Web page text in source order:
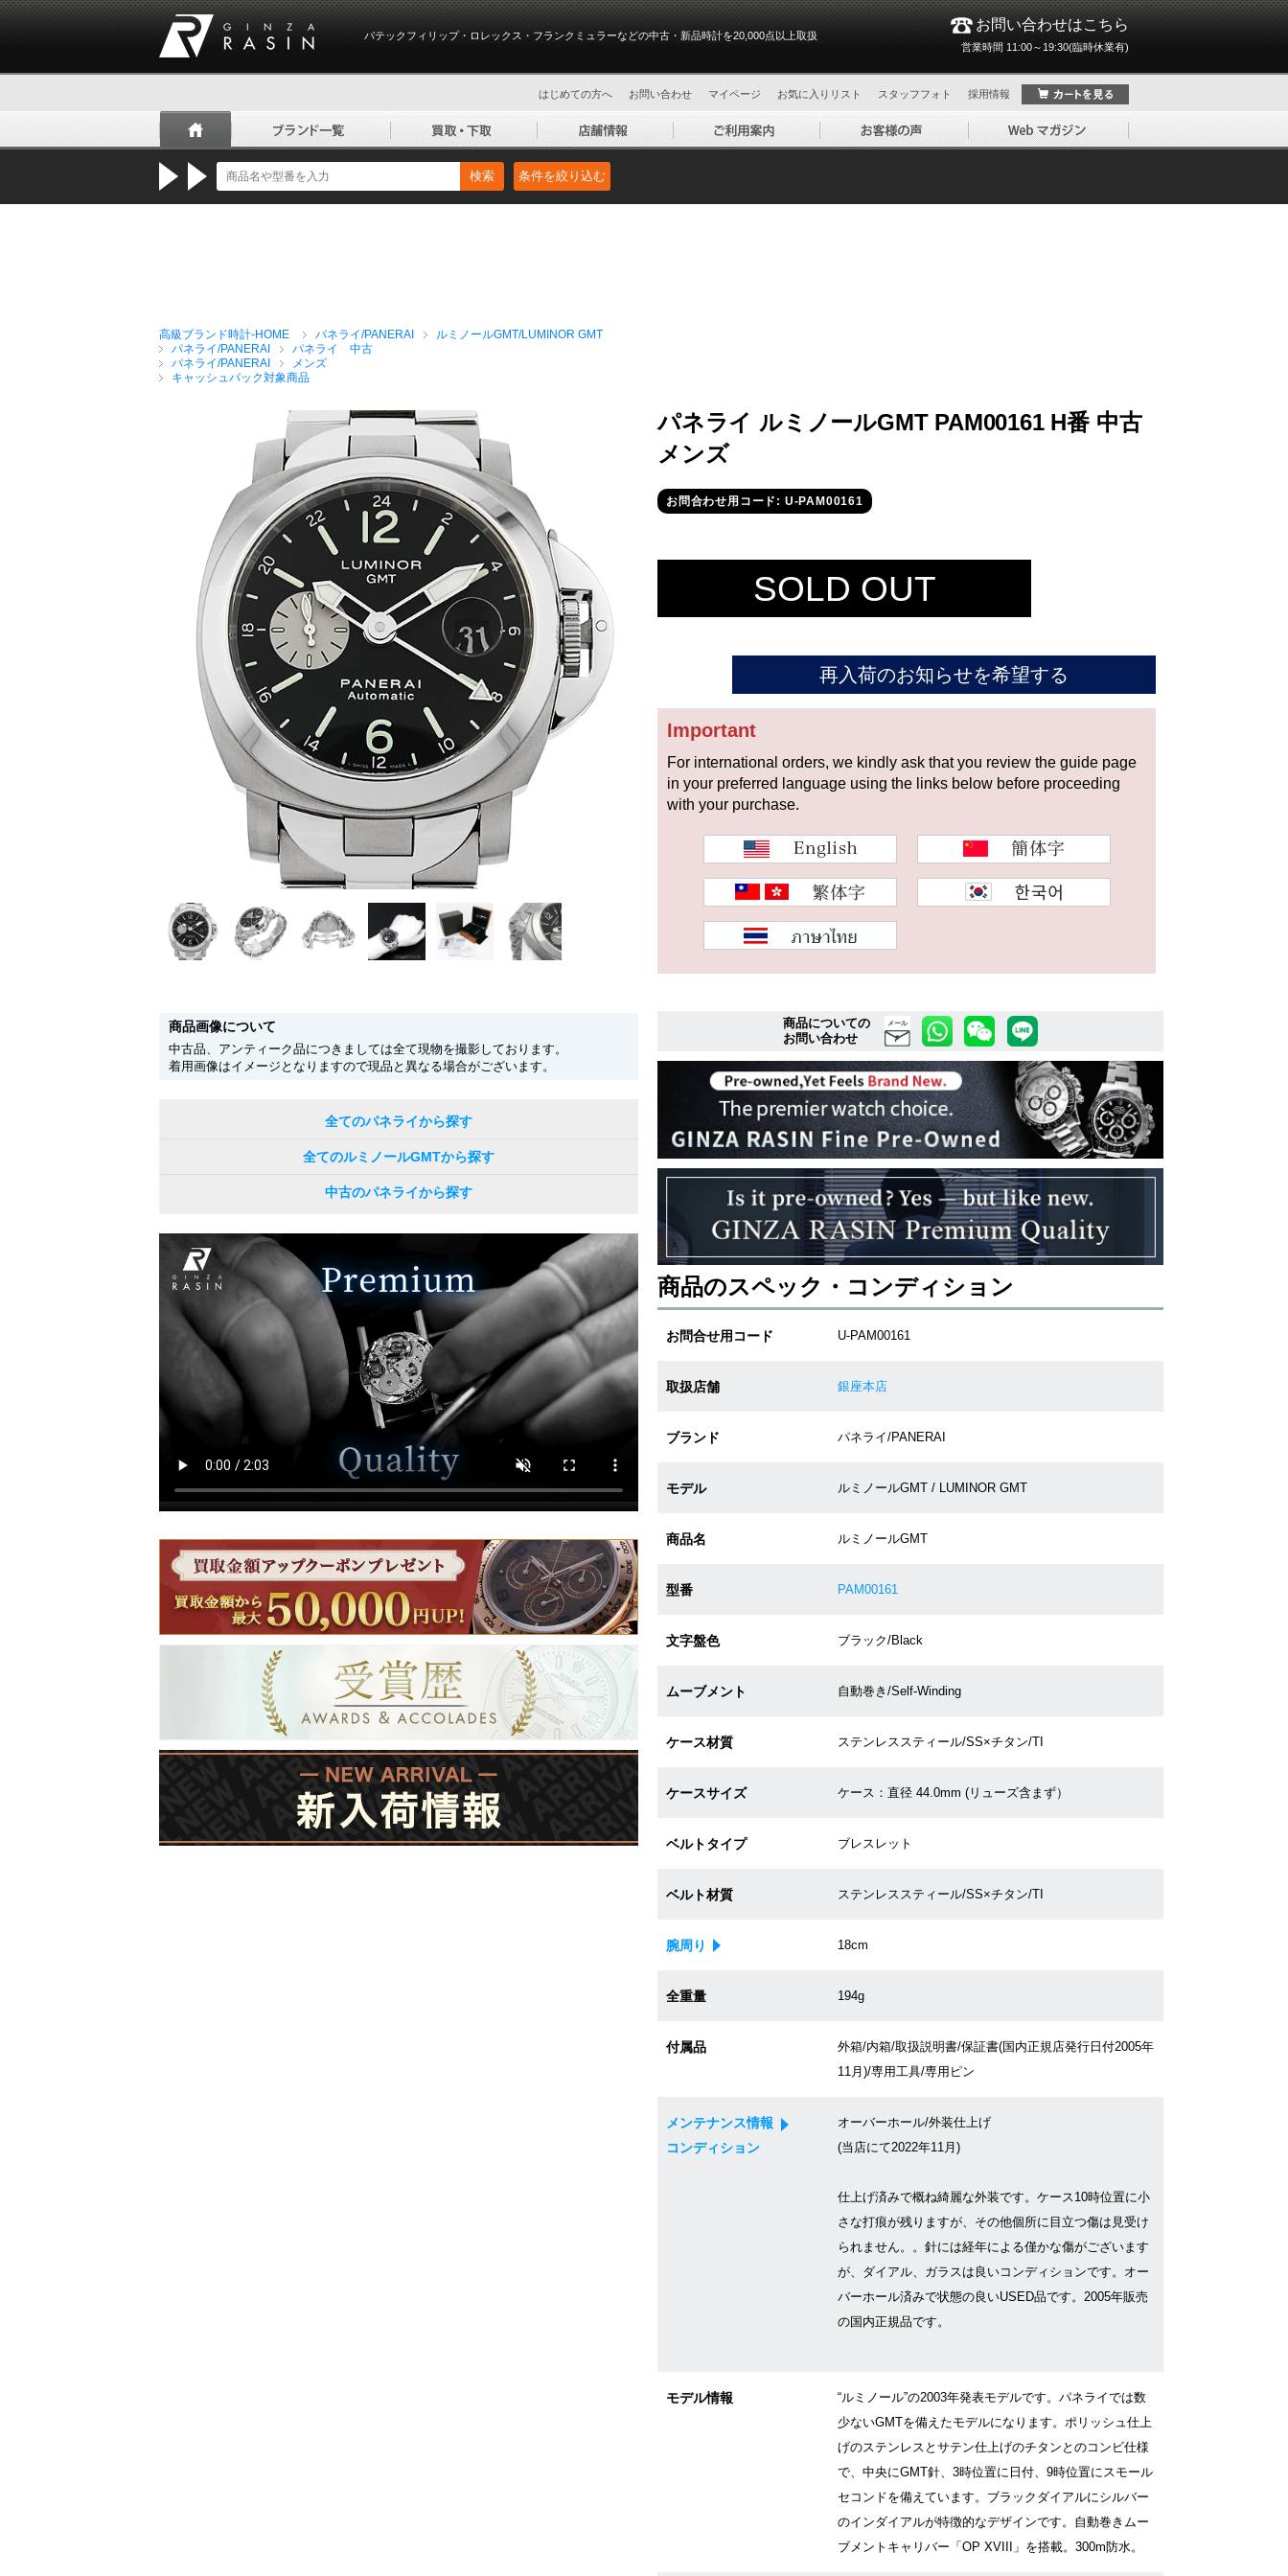
パテックフィリップ・ロレックス・フランクミュラーなどの中古・新品時計を20,000点以上取扱
お問い合わせはこちら
営業時間 11:00～19:30(臨時休業有)
はじめての方へ お問い合わせ マイページ お気に入りリスト スタッフフォト 採用情報
検索 条件を絞り込む
高級ブランド時計-HOME パネライ/PANERAI
ルミノールGMT/LUMINOR GMT
パネライ/PANERAI
パネライ 中古
パネライ/PANERAI
メンズ
キャッシュバック対象商品
パネライ ルミノールGMT PAM00161 H番 中古
メンズ
お問合わせ用コード: U-PAM00161
SOLD OUT
再入荷のお知らせを希望する
Important
For international orders, we kindly ask that you review the guide page
in your preferred language using the links below before proceeding
with your purchase.
商品画像について
中古品、アンティーク品につきましては全て現物を撮影しております。
着用画像はイメージとなりますので現品と異なる場合がございます。
全てのパネライから探す
全てのルミノールGMTから探す
中古のパネライから探す
商品についての
お問い合わせ
メール
商品のスペック・コンディション
お問合せ用コード U-PAM00161
取扱店舗 銀座本店
ブランド パネライ/PANERAI
モデル ルミノールGMT / LUMINOR GMT
商品名 ルミノールGMT
型番 PAM00161
文字盤色 ブラック/Black
ムーブメント 自動巻き/Self-Winding
ケース材質 ステンレススティール/SS×チタン/TI
ケースサイズ ケース：直径 44.0mm (リューズ含まず）
ベルトタイプ ブレスレット
ベルト材質 ステンレススティール/SS×チタン/TI
腕周り 18cm
全重量 194g
付属品
外箱/内箱/取扱説明書/保証書(国内正規店発行日付2005年
11月)/専用工具/専用ピン
メンテナンス情報
コンディション
オーバーホール/外装仕上げ
(当店にて2022年11月)
仕上げ済みで概ね綺麗な外装です。ケース10時位置に小
さな打痕が残りますが、その他個所に目立つ傷は見受け
られません。。針には経年による僅かな傷がございます
が、ダイアル、ガラスは良いコンディションです。オー
バーホール済みで状態の良いUSED品です。2005年販売
の国内正規品です。
モデル情報
“ルミノール”の2003年発表モデルです。パネライでは数
少ないGMTを備えたモデルになります。ポリッシュ仕上
げのステンレスとサテン仕上げのチタンとのコンビ仕様
で、中央にGMT針、3時位置に日付、9時位置にスモール
セコンドを備えています。ブラックダイアルにシルバー
のインダイアルが特徴的なデザインです。自動巻きムー
ブメントキャリバー「OP XVIII」を搭載。300m防水。